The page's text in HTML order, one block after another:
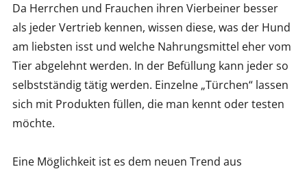
Da Herrchen und Frauchen ihren Vierbeiner besser
als jeder Vertrieb kennen, wissen diese, was der Hund
am liebsten isst und welche Nahrungsmittel eher vom
Tier abgelehnt werden. In der Befüllung kann jeder so
selbstständig tätig werden. Einzelne „Türchen“ lassen
sich mit Produkten füllen, die man kennt oder testen
möchte.
Eine Möglichkeit ist es dem neuen Trend aus